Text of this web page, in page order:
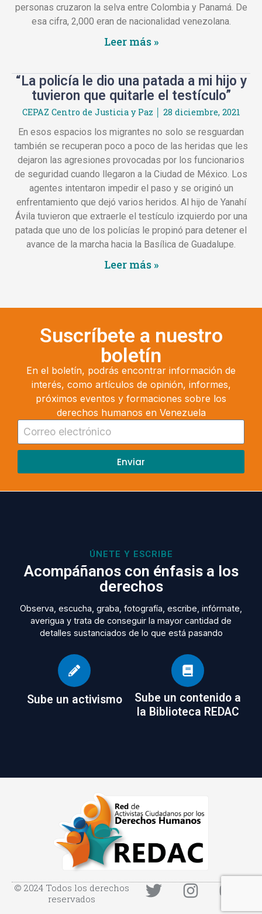
personas cruzaron la selva entre Colombia y Panamá. De
esa cifra, 2,000 eran de nacionalidad venezolana.
Leer más »
“La policía le dio una patada a mi hijo y
tuvieron que quitarle el testículo”
CEPAZ Centro de Justicia y Paz
28 diciembre, 2021
En esos espacios los migrantes no solo se resguardan
también se recuperan poco a poco de las heridas que les
dejaron las agresiones provocadas por los funcionarios
de seguridad cuando llegaron a la Ciudad de México. Los
agentes intentaron impedir el paso y se originó un
enfrentamiento que dejó varios heridos. Al hijo de Yanahí
Ávila tuvieron que extraerle el testículo izquierdo por una
patada que uno de los policías le propinó para detener el
avance de la marcha hacia la Basílica de Guadalupe.
Leer más »
Suscríbete a nuestro
boletín
En el boletín, podrás encontrar información de
interés, como artículos de opinión, informes,
próximos eventos y formaciones sobre los
derechos humanos en Venezuela
Enviar
ÚNETE Y ESCRIBE
Acompáñanos con énfasis a los
derechos
Observa, escucha, graba, fotografía, escribe, infórmate,
averigua y trata de conseguir la mayor cantidad de
detalles sustanciados de lo que está pasando
Sube un activismo
Sube un contenido a
la Biblioteca REDAC
© 2024 Todos los derechos
reservados